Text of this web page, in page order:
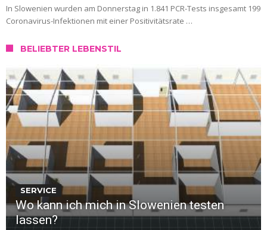
In Slowenien wurden am Donnerstag in 1.841 PCR-Tests insgesamt 199
Coronavirus-Infektionen mit einer Positivitätsrate …
BELIEBTER LEBENSTIL
SERVICE
Wo kann ich mich in Slowenien testen
lassen?